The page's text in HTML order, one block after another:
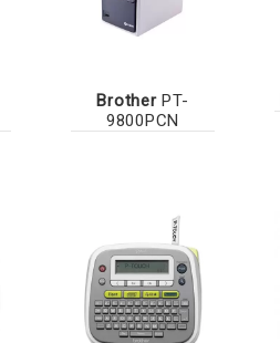
BrotherPT-
9800PCN